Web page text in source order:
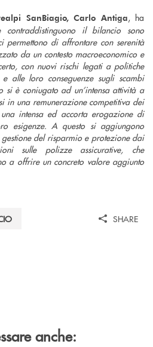
SanBiagio, Carlo Antiga, ha
il bilancio sono
permettono di affrontare con serenità
da un contesto macroeconomico e
con nuovi rischi legati a politiche
alle loro conseguenze sugli scambi
si è coniugato ad un’intensa attività a
in una remunerazione competitiva dei
intensa ed accorta erogazione di
esigenze. A questo si aggiungono
del risparmio e protezione dai
sulle polizze assicurative, che
a offrire un concreto valore aggiunto
SHARE
anche: